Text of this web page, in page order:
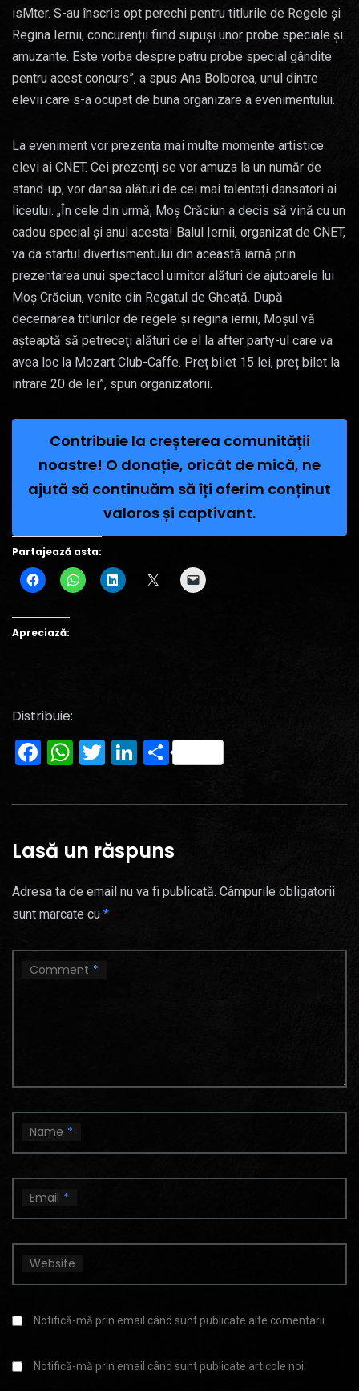
isMter. S-au înscris opt perechi pentru titlurile de Regele și
Regina Iernii, concurenții fiind supuși unor probe speciale și
amuzante. Este vorba despre patru probe special gândite
pentru acest concurs”, a spus Ana Bolborea, unul dintre
elevii care s-a ocupat de buna organizare a evenimentului.
La eveniment vor prezenta mai multe momente artistice
elevi ai CNET. Cei prezenți se vor amuza la un număr de
stand-up, vor dansa alături de cei mai talentați dansatori ai
liceului. „În cele din urmă, Moş Crăciun a decis să vină cu un
cadou special şi anul acesta! Balul Iernii, organizat de CNET,
va da startul divertismentului din această iarnă prin
prezentarea unui spectacol uimitor alături de ajutoarele lui
Moş Crăciun, venite din Regatul de Gheaţă. După
decernarea titlurilor de regele şi regina iernii, Moşul vă
aşteaptă să petreceţi alături de el la after party-ul care va
avea loc la Mozart Club-Caffe. Preț bilet 15 lei, preț bilet la
intrare 20 de lei”, spun organizatorii.
Contribuie la creșterea comunității
noastre! O donație, oricât de mică, ne
ajută să continuăm să îți oferim conținut
valoros și captivant.
Partajează asta:
Apreciază:
Distribuie:
Facebook
WhatsApp
Twitter
LinkedIn
Partajează
Lasă un răspuns
Adresa ta de email nu va fi publicată. Câmpurile obligatorii
sunt marcate cu *
Comment *
Name *
Email *
Website
Notifică-mă prin email când sunt publicate alte comentarii.
Notifică-mă prin email când sunt publicate articole noi.